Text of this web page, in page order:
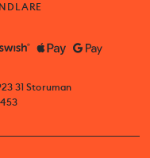
31 Storuman